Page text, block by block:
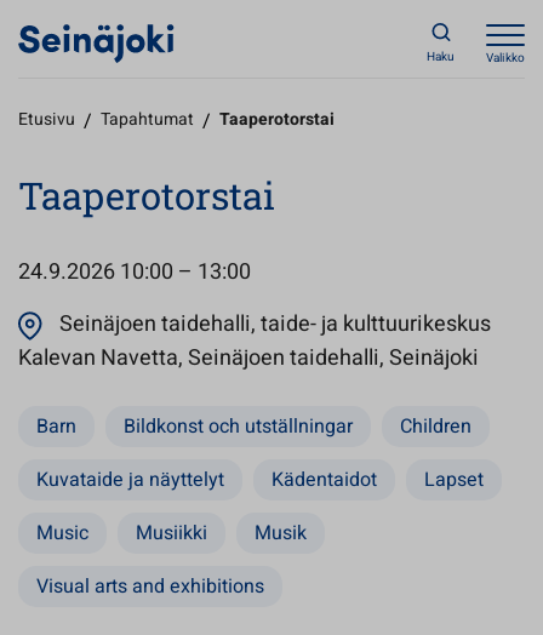
Haku Valikko
Etusivu / Tapahtumat / Taaperotorstai
Taaperotorstai
24.9.202610:00 – 13:00
Seinäjoen taidehalli, taide- ja kulttuurikeskus
Kalevan Navetta, Seinäjoen taidehalli, Seinäjoki
Barn Bildkonst och utställningar
Children
Kuvataide ja näyttelyt
Kädentaidot
Lapset
Music
Musiikki
Musik
Visual arts and exhibitions